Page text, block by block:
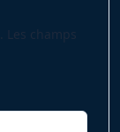
Les champs